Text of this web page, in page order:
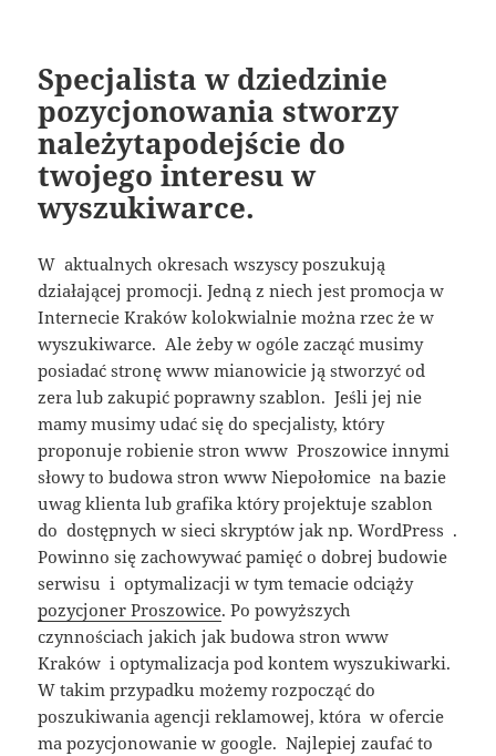
Specjalista w dziedzinie
pozycjonowania stworzy
należytapodejście do
twojego interesu w
wyszukiwarce.
W aktualnych okresach wszyscy poszukują
działającej promocji. Jedną z niech jest promocja w
Internecie Kraków kolokwialnie można rzec że w
wyszukiwarce. Ale żeby w ogóle zacząć musimy
posiadać stronę www mianowicie ją stworzyć od
zera lub zakupić poprawny szablon. Jeśli jej nie
mamy musimy udać się do specjalisty, który
proponuje robienie stron www Proszowice innymi
słowy to budowa stron www Niepołomice na bazie
uwag klienta lub grafika który projektuje szablon
do dostępnych w sieci skryptów jak np. WordPress .
Powinno się zachowywać pamięć o dobrej budowie
serwisu i optymalizacji w tym temacie odciąży
pozycjoner Proszowice. Po powyższych
czynnościach jakich jak budowa stron www
Kraków i optymalizacja pod kontem wyszukiwarki.
W takim przypadku możemy rozpocząć do
poszukiwania agencji reklamowej, która w ofercie
ma pozycjonowanie w google. Najlepiej zaufać to